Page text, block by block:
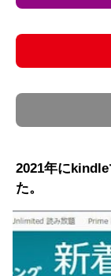
2021年に
た。